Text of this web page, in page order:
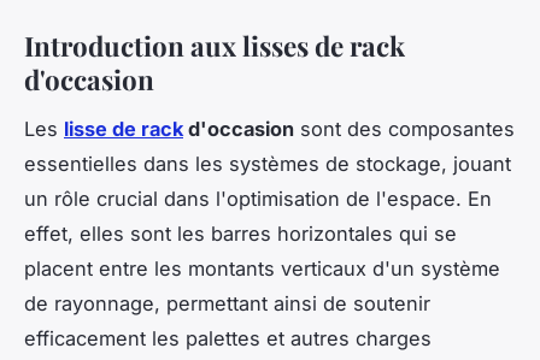
Introduction aux lisses de rack
d'occasion
Les lisse de rackd'occasion sont des composantes
essentielles dans les systèmes de stockage, jouant
un rôle crucial dans l'optimisation de l'espace. En
effet, elles sont les barres horizontales qui se
placent entre les montants verticaux d'un système
de rayonnage, permettant ainsi de soutenir
efficacement les palettes et autres charges